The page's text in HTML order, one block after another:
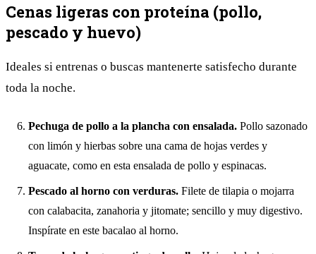
Cenas ligeras con proteína (pollo,
pescado y huevo)
Ideales si entrenas o buscas mantenerte satisfecho durante
toda la noche.
Pechuga de pollo a la plancha con ensalada. Pollo sazonado
con limón y hierbas sobre una cama de hojas verdes y
aguacate, como en esta ensalada de pollo y espinacas.
Pescado al horno con verduras. Filete de tilapia o mojarra
con calabacita, zanahoria y jitomate; sencillo y muy digestivo.
Inspírate en este bacalao al horno.